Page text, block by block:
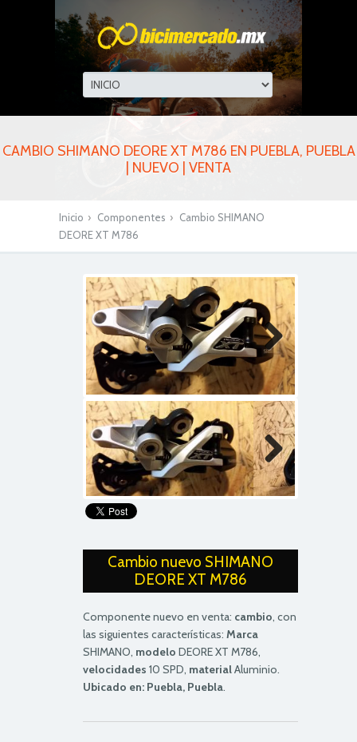
CAMBIO SHIMANO DEORE XT M786 EN PUEBLA, PUEBLA
| NUEVO | VENTA
Inicio › Componentes › Cambio SHIMANO
DEORE XT M786
Next
Next
Cambio nuevo SHIMANO
DEORE XT M786
Componente nuevo en venta: cambio, con
las siguientes características: Marca
SHIMANO, modelo DEORE XT M786,
velocidades 10 SPD, materialAluminio.
Ubicado en: Puebla, Puebla.